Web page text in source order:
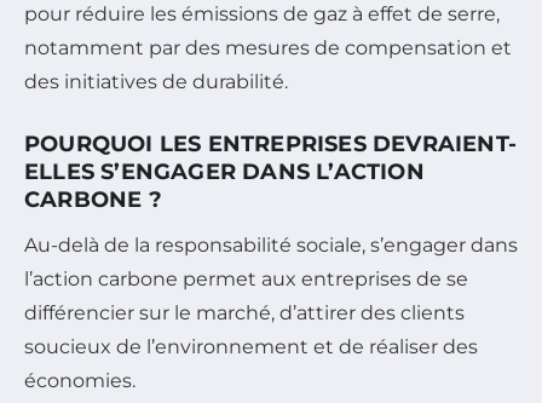
pour réduire les émissions de gaz à effet de serre,
notamment par des mesures de compensation et
des initiatives de durabilité.
POURQUOI LES ENTREPRISES DEVRAIENT-
ELLES S’ENGAGER DANS L’ACTION
CARBONE ?
Au-delà de la responsabilité sociale, s’engager dans
l’action carbone permet aux entreprises de se
différencier sur le marché, d’attirer des clients
soucieux de l’environnement et de réaliser des
économies.